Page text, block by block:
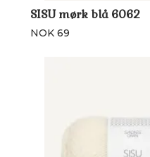
SISU mørk blå 6062
NOK 69